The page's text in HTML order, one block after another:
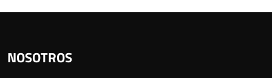
NOSOTROS